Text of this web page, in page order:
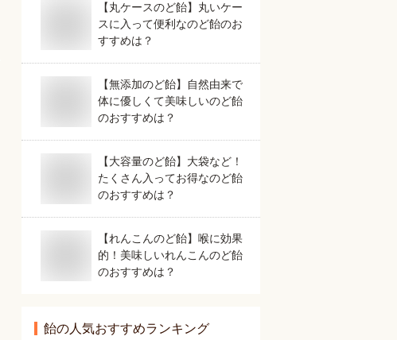
【丸ケースのど飴】丸いケー
スに入って便利なのど飴のお
すすめは？
【無添加のど飴】自然由来で
体に優しくて美味しいのど飴
のおすすめは？
【大容量のど飴】大袋など！
たくさん入ってお得なのど飴
のおすすめは？
【れんこんのど飴】喉に効果
的！美味しいれんこんのど飴
のおすすめは？
飴の人気おすすめランキング